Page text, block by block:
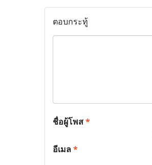
ตอบกระทู้
ชื่อผู้โพส*
อีเมล*